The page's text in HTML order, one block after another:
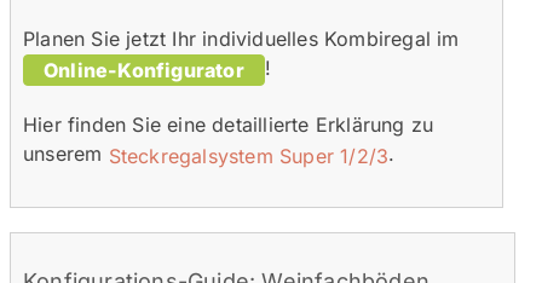
Planen Sie jetzt Ihr individuelles Kombiregal im
Online-Konfigurator
!
Hier finden Sie eine detaillierte Erklärung zu
unserem Steckregalsystem Super 1/2/3.